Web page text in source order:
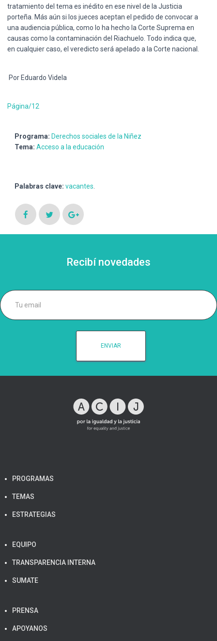
tratamiento del tema es inédito en ese nivel de la Justicia
porteña. Más aún si los jueces aceptan el pedido de convocar a
una audiencia pública, como lo ha hecho la Corte Suprema en
causas como la contaminación del Riachuelo. Todo indica que,
en cualquier caso, el veredicto será apelado a la Corte nacional.
Por Eduardo Videla
Página/12
Programa: Derechos sociales de la Niñez
Tema: Acceso a la educación
Palabras clave: vacantes
Recibí novedades
PROGRAMAS
TEMAS
ESTRATEGIAS
EQUIPO
TRANSPARENCIA INTERNA
SUMATE
PRENSA
APOYANOS